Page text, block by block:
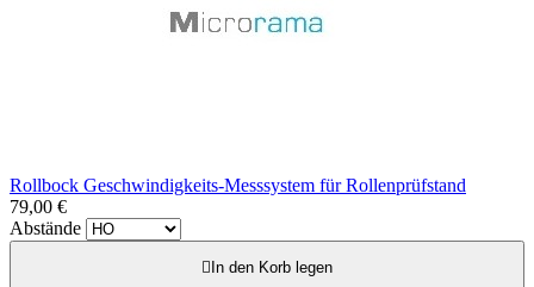
Rollbock Geschwindigkeits-Messsystem für Rollenprüfstand
79,00 €
Abstände
 In den Korb legen